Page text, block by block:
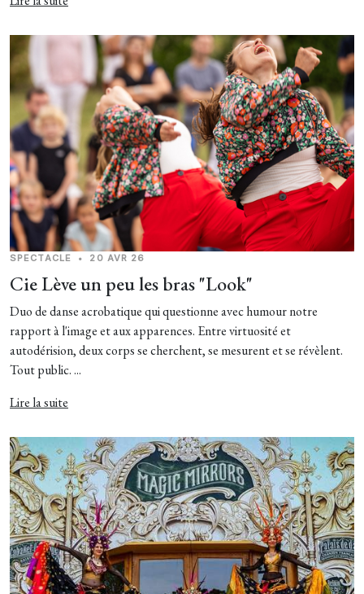
SPECTACLE • 20 AVR 26
Cie Lève un peu les bras "Look"
Duo de danse acrobatique qui questionne avec humour notre
rapport à l'image et aux apparences. Entre virtuosité et
autodérision, deux corps se cherchent, se mesurent et se révèlent.
Tout public. ...
Lire la suite